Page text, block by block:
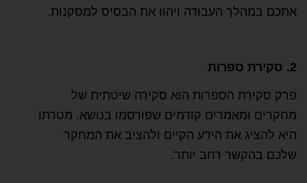
אתכם במהלך העבודה ויהוו את הבסיס למסקנות.
2. סקירת ספרות
פרק סקירת הספרות הוא סקירה שיטתית של
מחקרים ומאמרים קודמים שפורסמו בנושא. מטרתו
היא להציג את הידע הקיים ולהציב את המחקר
שלכם בהקשר רחב יותר.